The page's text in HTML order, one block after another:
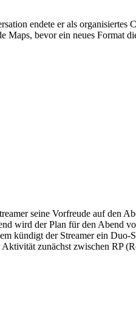
endete er als
bevor ein neues Format
seine Vorfreude auf den
wird der Plan für den Abend
kündigt der Streamer ein
zunächst zwischen RP